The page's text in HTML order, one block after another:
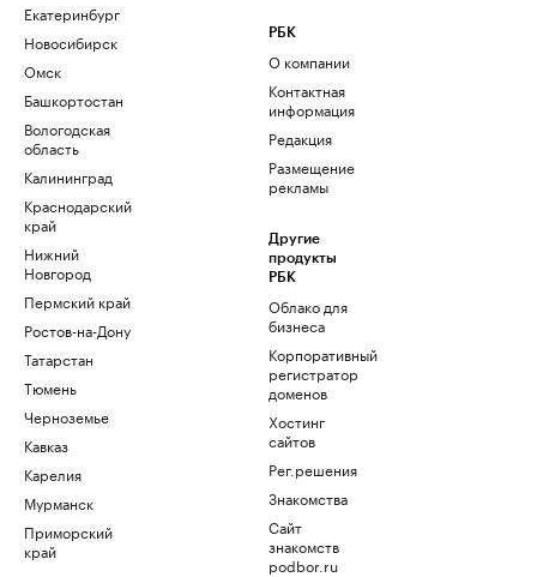
Екатеринбург
Новосибирск
Омск
Башкортостан
Вологодская
область
Калининград
Краснодарский
край
Нижний
Новгород
Пермский край
Ростов-на-Дону
Татарстан
Тюмень
Черноземье
Кавказ
Карелия
Мурманск
Приморский
край
РБК
О компании
Контактная
информация
Редакция
Размещение
рекламы
Другие
продукты
РБК
Облако для
бизнеса
Корпоративный
регистратор
доменов
Хостинг
сайтов
Рег.решения
Знакомства
Сайт
знакомств
podbor.ru